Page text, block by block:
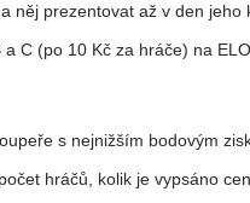
něj prezentovat až v den jeho
C (po 10 Kč za hráče) na
s nejnižším bodovým
hráčů, kolik je vypsáno